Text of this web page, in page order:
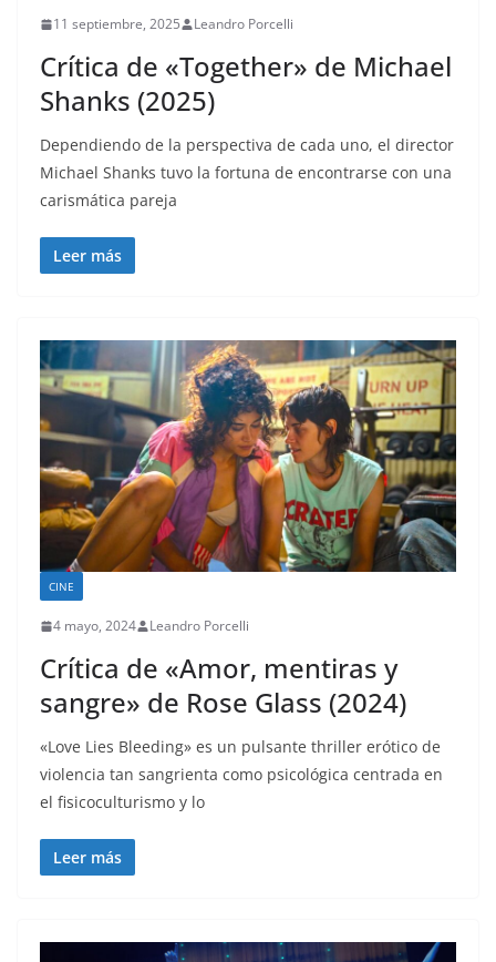
11 septiembre, 2025 Leandro Porcelli
Crítica de «Together» de Michael
Shanks (2025)
Dependiendo de la perspectiva de cada uno, el director
Michael Shanks tuvo la fortuna de encontrarse con una
carismática pareja
Leer más
CINE
4 mayo, 2024 Leandro Porcelli
Crítica de «Amor, mentiras y
sangre» de Rose Glass (2024)
«Love Lies Bleeding» es un pulsante thriller erótico de
violencia tan sangrienta como psicológica centrada en
el fisicoculturismo y lo
Leer más